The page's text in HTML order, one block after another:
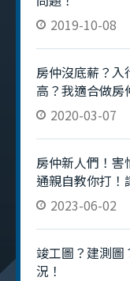
2019-10-08
房仲沒底薪？入
高？我適合做房
2020-03-07
房仲新人們！
通親自教你打！
2023-06-02
竣工圖？建測圖
況！